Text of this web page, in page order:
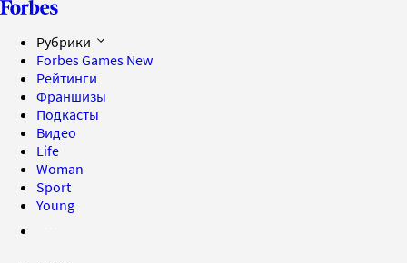
Рубрики
Forbes Games New
Рейтинги
Франшизы
Подкасты
Видео
Life
Woman
Sport
Young